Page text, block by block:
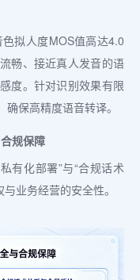
拟人度MOS值高达4.0
畅、接近真人发音的语
度。针对识别效果有限
保高精度语音转译。
规保障
有化部署”与“合规话术
业务经营的安全性。